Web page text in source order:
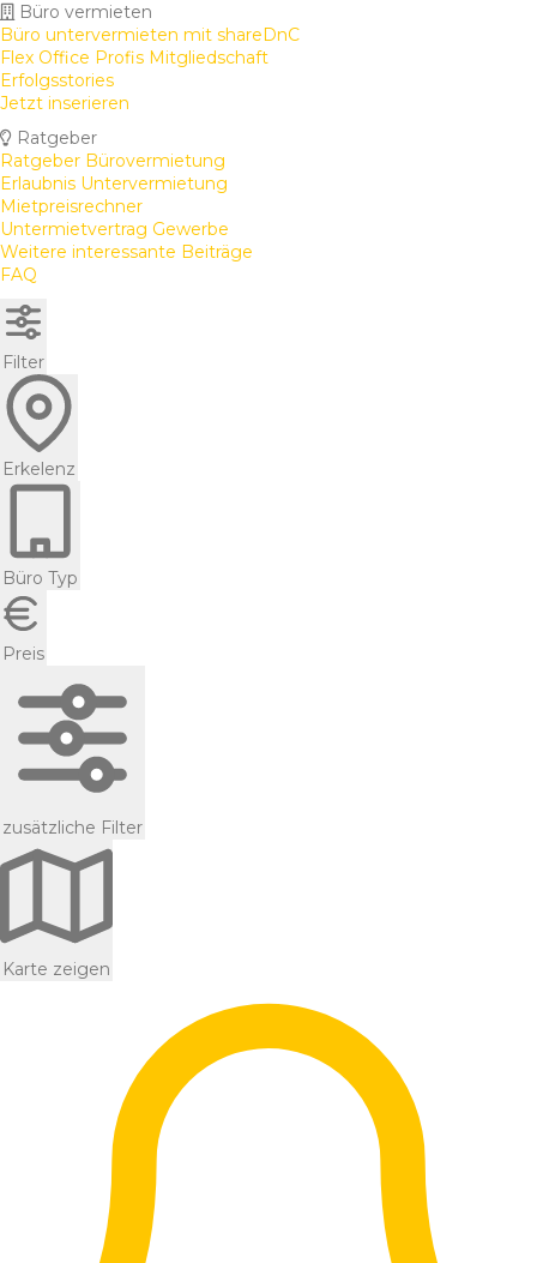
Büro vermieten
Büro untervermieten mit shareDnC
Flex Office Profis Mitgliedschaft
Erfolgsstories
Jetzt inserieren
Ratgeber
Ratgeber Bürovermietung
Erlaubnis Untervermietung
Mietpreisrechner
Untermietvertrag Gewerbe
Weitere interessante Beiträge
FAQ
Filter
Erkelenz
Büro Typ
Preis
zusätzliche Filter
Karte zeigen